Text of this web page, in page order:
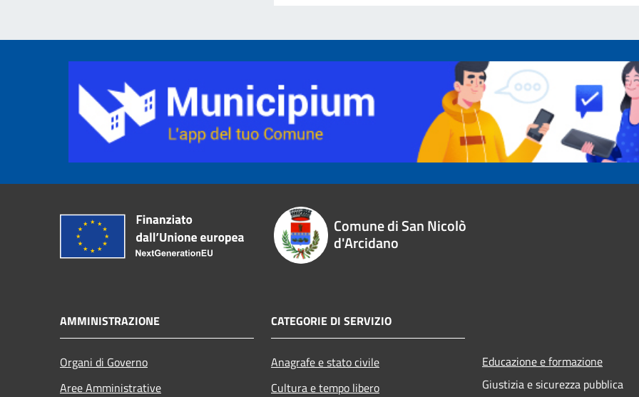
Comune di San Nicolò
d'Arcidano
AMMINISTRAZIONE
Organi di Governo
Aree Amministrative
CATEGORIE DI SERVIZIO
Anagrafe e stato civile
Cultura e tempo libero
Educazione e formazione
Giustizia e sicurezza pubblica